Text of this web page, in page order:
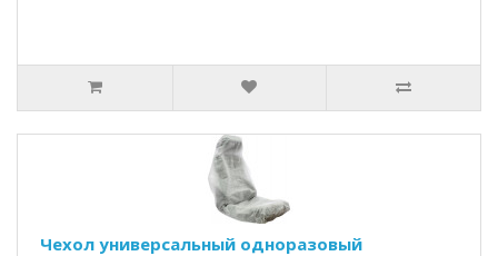
Чехол универсальный одноразовый